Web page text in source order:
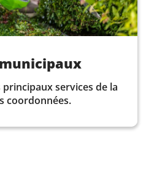
principaux services de la
coordonnées.